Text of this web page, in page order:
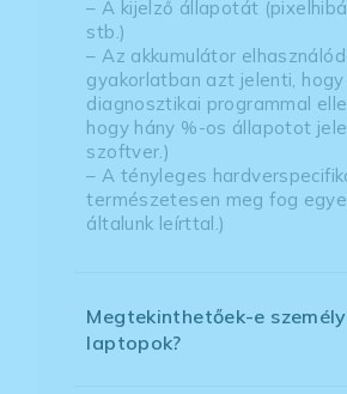
– A kijelző állapotát
stb.)
– Az akkumulátor
gyakorlatban azt jelenti,
diagnosztikai programmal
hogy hány %-os állapotot
szoftver.)
– A tényleges
természetesen meg fog
általunk leírttal.)
Megtekinthetőek-e
laptopok?